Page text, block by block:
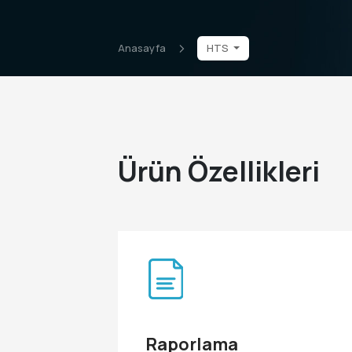
Anasayfa HTS
Ürün Özellikleri
Raporlama